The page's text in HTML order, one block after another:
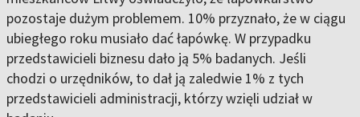
pozostaje dużym problemem. 10% przyznało, że w ciągu
ubiegłego roku musiało dać łapówkę. W przypadku
przedstawicieli biznesu dało ją 5% badanych. Jeśli
chodzi o urzędników, to dał ją zaledwie 1% z tych
przedstawicieli administracji, którzy wzięli udział w